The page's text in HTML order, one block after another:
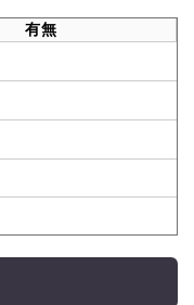
有無